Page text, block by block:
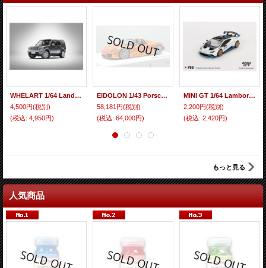
WHELART 1/64 Land Rover Discovery 4 (LHD) Gray
4,500円(税別)
(税込: 4,950円)
EIDOLON 1/43 Porsche 918 Spyder weissach package 2011 Arancio Pearl Limited 33 pcs.
58,181円(税別)
(税込: 64,000円)
MINI GT 1/64 Lamborghini Huracan STO Bianco Asopo (White) (RHD)
2,200円(税別)
(税込: 2,420円)
もっと見る
人気商品